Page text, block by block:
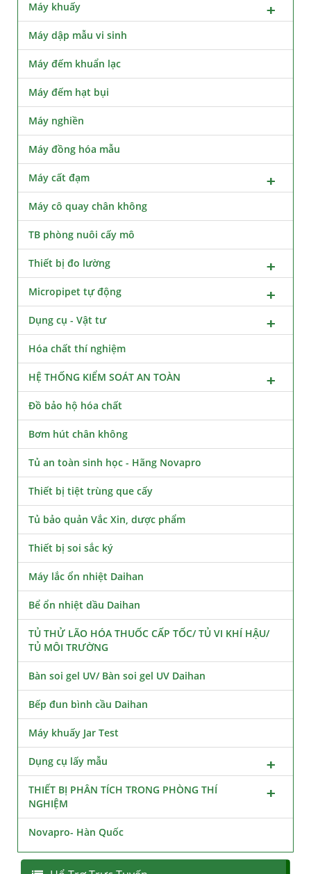
Máy khuấy
Máy dập mẫu vi sinh
Máy đếm khuẩn lạc
Máy đếm hạt bụi
Máy nghiền
Máy đồng hóa mẫu
Máy cất đạm
Máy cô quay chân không
TB phòng nuôi cấy mô
Thiết bị đo lường
Micropipet tự động
Dụng cụ - Vật tư
Hóa chất thí nghiệm
HỆ THỐNG KIỂM SOÁT AN TOÀN
Đồ bảo hộ hóa chất
Bơm hút chân không
Tủ an toàn sinh học - Hãng Novapro
Thiết bị tiệt trùng que cấy
Tủ bảo quản Vắc Xin, dược phẩm
Thiết bị soi sắc ký
Máy lắc ổn nhiệt Daihan
Bể ổn nhiệt dầu Daihan
TỦ THỬ LÃO HÓA THUỐC CẤP TỐC/ TỦ VI KHÍ HẬU/
TỦ MÔI TRƯỜNG
Bàn soi gel UV/ Bàn soi gel UV Daihan
Bếp đun bình cầu Daihan
Máy khuấy Jar Test
Dụng cụ lấy mẫu
THIẾT BỊ PHÂN TÍCH TRONG PHÒNG THÍ
NGHIỆM
Novapro- Hàn Quốc